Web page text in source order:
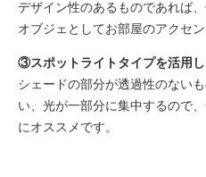
デザイン性のあるものであれば
オブジェとしてお部屋のアクセ
③スポットライトタイプを活用し
シェードの部分が透過性のない
い、光が一部分に集中するので
にオススメです。